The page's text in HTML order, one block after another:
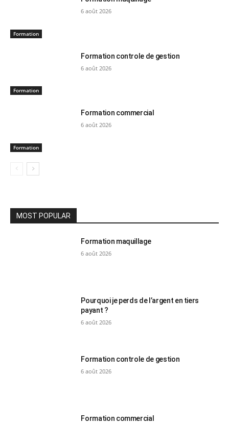
Formation
6 août 2026
Formation
Formation controle de gestion
6 août 2026
Formation
Formation commercial
6 août 2026
MOST POPULAR
Formation maquillage
6 août 2026
Pourquoi je perds de l’argent en tiers
payant ?
6 août 2026
Formation controle de gestion
6 août 2026
Formation commercial